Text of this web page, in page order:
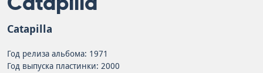
Catapilla
Год релиза альбома: 1971
Год выпуска пластинки: 2000